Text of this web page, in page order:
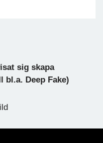
sig skapa
bl.a. Deep Fake)